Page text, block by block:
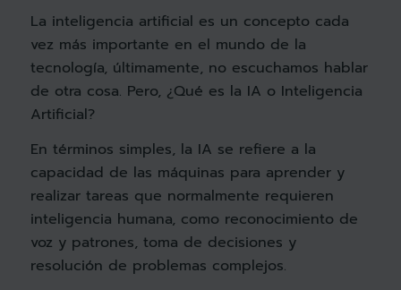
La inteligencia artificial es un concepto cada
vez más importante en el mundo de la
tecnología, últimamente, no escuchamos hablar
de otra cosa. Pero, ¿Qué es la IA o Inteligencia
Artificial?
En términos simples, la IA se refiere a la
capacidad de las máquinas para aprender y
realizar tareas que normalmente requieren
inteligencia humana, como reconocimiento de
voz y patrones, toma de decisiones y
resolución de problemas complejos.